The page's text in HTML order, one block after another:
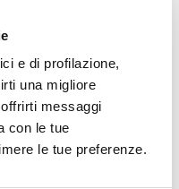
e di profilazione,
una migliore
messaggi
con le tue
le tue preferenze.
Scopri di più